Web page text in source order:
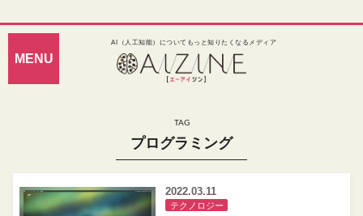
AI（人工知能）についてもっと知りたくなるメディア
プログラミング
2022.03.11
テクノロジー